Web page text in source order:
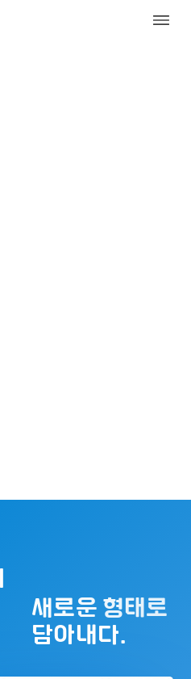
새로운 형태로
담아내다.